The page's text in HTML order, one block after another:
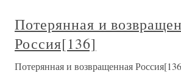
Потерянная и
Россия[136]
Потерянная и возвращенная